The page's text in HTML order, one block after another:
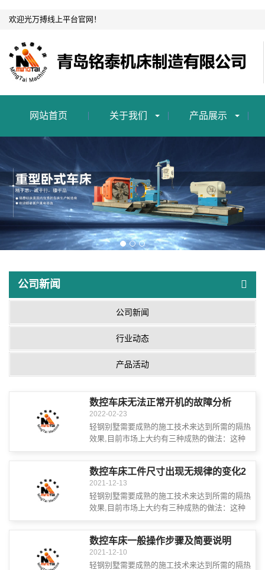
欢迎光万搏线上平台官网！
网站首页 关于我们 产品展示
公司新闻
公司新闻
行业动态
产品活动
数控车床无法正常开机的故障分析
2022-02-23
轻钢别墅需要成熟的施工技术来达到所需的隔热
效果,目前市场上大约有三种成熟的做法：这种
数控车床工件尺寸出现无规律的变化2
2021-12-13
轻钢别墅需要成熟的施工技术来达到所需的隔热
效果,目前市场上大约有三种成熟的做法：这种
数控车床一般操作步骤及简要说明
2021-12-10
轻钢别墅需要成熟的施工技术来达到所需的隔热